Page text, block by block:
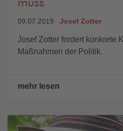
muss
09.07.2019 Josef Zotter
Josef Zotter fordert konkrete
Maßnahmen der Politik.
mehr lesen